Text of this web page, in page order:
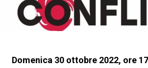
Domenica 30 ottobre 2022, ore